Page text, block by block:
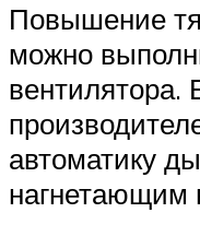
Повышение
можно
вентилятора.
автоматику
нагнетающим